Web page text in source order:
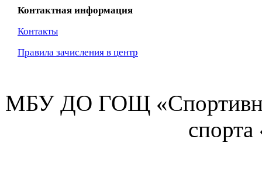
Контактная информация
Контакты
Правила зачисления в центр
МБУ ДО ГОЩ